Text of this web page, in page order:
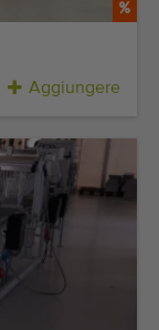
Aggiungere